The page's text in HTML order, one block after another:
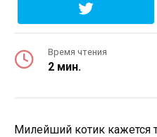
Время чтения
2 мин.
Милейший котик кажется